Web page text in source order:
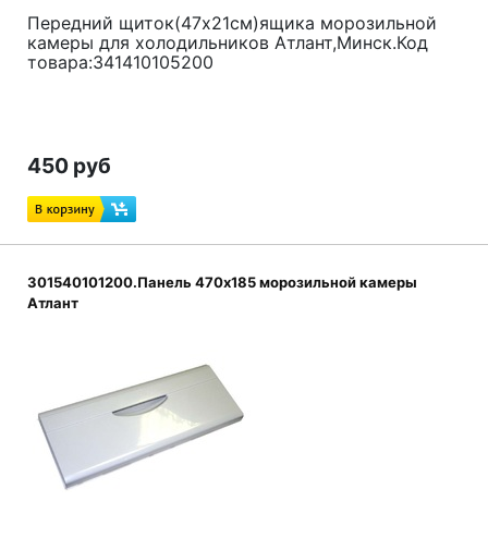
Передний щиток(47x21см)ящика морозильной
камеры для холодильников Атлант,Минск.Код
товара:341410105200
450 руб
301540101200.Панель 470x185 морозильной камеры
Атлант